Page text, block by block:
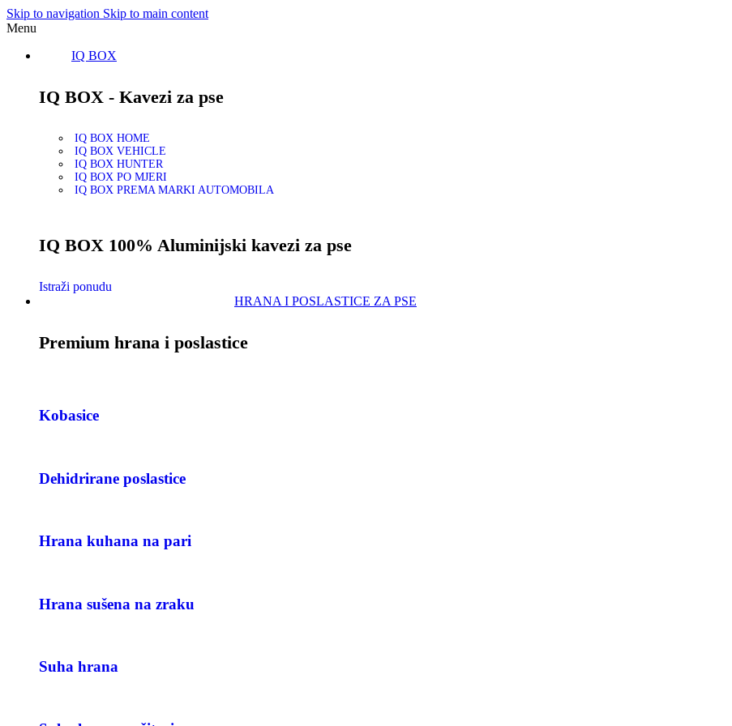
Skip to navigation Skip to main content
Menu
IQ BOX
IQ BOX - Kavezi za pse
IQ BOX HOME
IQ BOX VEHICLE
IQ BOX HUNTER
IQ BOX PO MJERI
IQ BOX PREMA MARKI AUTOMOBILA
IQ BOX 100% Aluminijski kavezi za pse
Istraži ponudu
HRANA I POSLASTICE ZA PSE
Premium hrana i poslastice
Kobasice
Dehidrirane poslastice
Hrana kuhana na pari
Hrana sušena na zraku
Suha hrana